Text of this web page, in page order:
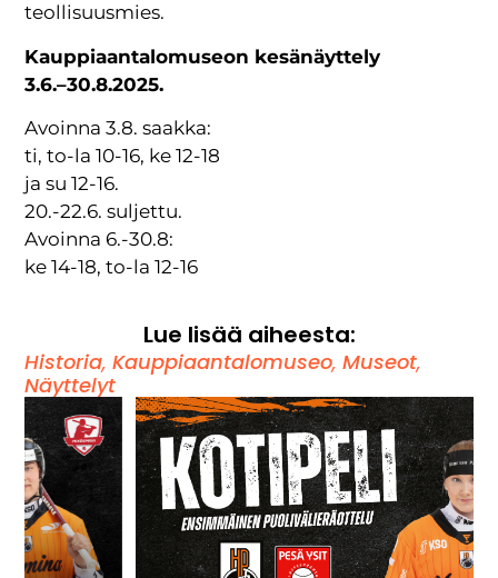
teollisuusmies.
Kauppiaantalomuseon kesänäyttely
3.6.–30.8.2025.
Avoinna 3.8. saakka:
ti, to-la 10-16, ke 12-18
ja su 12-16.
20.-22.6. suljettu.
Avoinna 6.-30.8:
ke 14-18, to-la 12-16
Lue lisää aiheesta:
Historia,Kauppiaantalomuseo,Museot,
Näyttelyt